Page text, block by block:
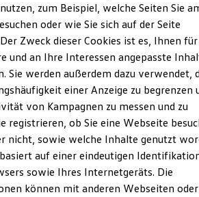
unterwegs
Zuhause
finden
und Lebensdauer
Kauf
Förderung
Konnektivität
Ansprechpartner
im
zum Beispiel, welche Seiten Sie
oder wie Sie sich auf der Seite
Zweck dieser Cookies ist es, Ihnen für
und an Ihre Interessen angepasste
Sie werden außerdem dazu verwendet,
einer Anzeige zu begrenzen
von Kampagnen zu messen und zu
registrieren, ob Sie eine Webseite
nicht, sowie welche Inhalte genutzt
auf einer eindeutigen
sowie Ihres Internetgeräts. Die
können mit anderen Webseiten oder